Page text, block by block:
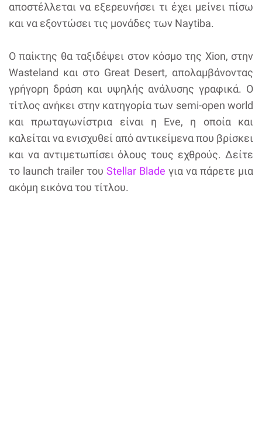
αποστέλλεται να εξερευνήσει τι έχει μείνει πίσω
και να εξοντώσει τις μονάδες των Naytiba.
Ο παίκτης θα ταξιδέψει στον κόσμο της Xion, στην
Wasteland και στο Great Desert, απολαμβάνοντας
γρήγορη δράση και υψηλής ανάλυσης γραφικά. Ο
τίτλος ανήκει στην κατηγορία των semi-open world
και πρωταγωνίστρια είναι η Eve, η οποία και
καλείται να ενισχυθεί από αντικείμενα που βρίσκει
και να αντιμετωπίσει όλους τους εχθρούς. Δείτε
το launch trailer του Stellar Blade για να πάρετε μια
ακόμη εικόνα του τίτλου.